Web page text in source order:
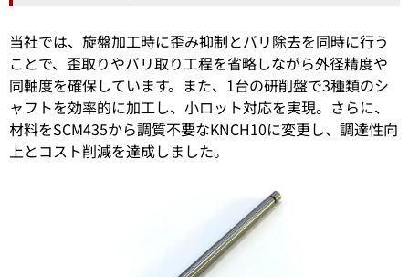
当社では、旋盤加工時に歪み抑制とバリ除去を同時に行う
ことで、歪取りやバリ取り工程を省略しながら外径精度や
同軸度を確保しています。また、1台の研削盤で3種類のシ
ャフトを効率的に加工し、小ロット対応を実現。さらに、
材料をSCM435から調質不要なKNCH10に変更し、調達性向
上とコスト削減を達成しました。